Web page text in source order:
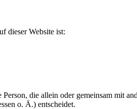
dieser Website ist:
die allein oder gemeinsam mit
o. Ä.) entscheidet.